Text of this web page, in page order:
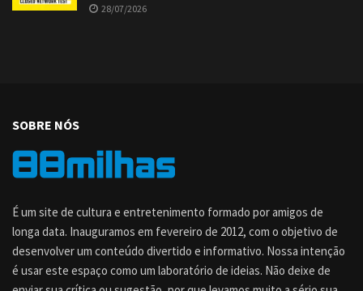
28/07/2026
SOBRE NÓS
É um site de cultura e entretenimento formado por amigos de
longa data. Inauguramos em fevereiro de 2012, com o objetivo de
desenvolver um conteúdo divertido e informativo. Nossa intenção
é usar este espaço como um laboratório de ideias. Não deixe de